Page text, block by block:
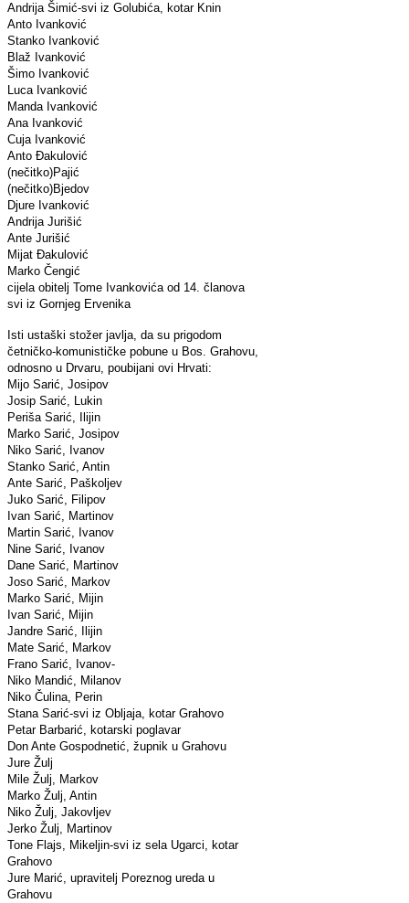
Andrija Šimić-svi iz Golubića, kotar Knin
Anto Ivanković
Stanko Ivanković
Blaž Ivanković
Šimo Ivanković
Luca Ivanković
Manda Ivanković
Ana Ivanković
Cuja Ivanković
Anto Đakulović
(nečitko)Pajić
(nečitko)Bjedov
Djure Ivanković
Andrija Jurišić
Ante Jurišić
Mijat Đakulović
Marko Čengić
cijela obitelj Tome Ivankovića od 14. članova
svi iz Gornjeg Ervenika
Isti ustaški stožer javlja, da su prigodom
četničko-komunističke pobune u Bos. Grahovu,
odnosno u Drvaru, poubijani ovi Hrvati:
Mijo Sarić, Josipov
Josip Sarić, Lukin
Periša Sarić, Ilijin
Marko Sarić, Josipov
Niko Sarić, Ivanov
Stanko Sarić, Antin
Ante Sarić, Paškoljev
Juko Sarić, Filipov
Ivan Sarić, Martinov
Martin Sarić, Ivanov
Nine Sarić, Ivanov
Dane Sarić, Martinov
Joso Sarić, Markov
Marko Sarić, Mijin
Ivan Sarić, Mijin
Jandre Sarić, Ilijin
Mate Sarić, Markov
Frano Sarić, Ivanov-
Niko Mandić, Milanov
Niko Čulina, Perin
Stana Sarić-svi iz Obljaja, kotar Grahovo
Petar Barbarić, kotarski poglavar
Don Ante Gospodnetić, župnik u Grahovu
Jure Žulj
Mile Žulj, Markov
Marko Žulj, Antin
Niko Žulj, Jakovljev
Jerko Žulj, Martinov
Tone Flajs, Mikeljin-svi iz sela Ugarci, kotar
Grahovo
Jure Marić, upravitelj Poreznog ureda u
Grahovu